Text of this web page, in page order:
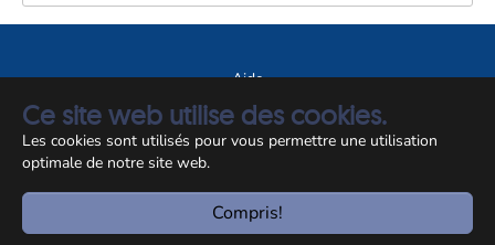
Ce site web utilise des cookies.
Les cookies sont utilisés pour vous permettre une utilisation
optimale de notre site web.
Compris!
Aide
A propos du site
Notice légale
© CCSS 2026